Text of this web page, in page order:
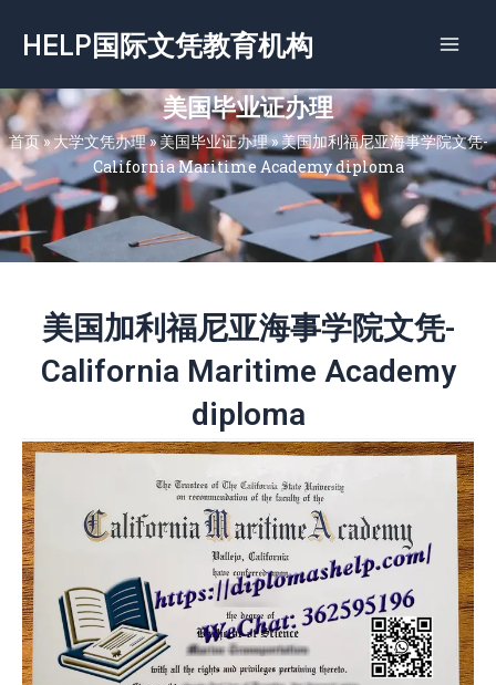
容
HELP国际文凭教育机构
美国毕业证办理
首页»大学文凭办理»美国毕业证办理»美国加利福尼亚海事学院文凭-
California Maritime Academy diploma
美国加利福尼亚海事学院文凭-
California Maritime Academy
diploma